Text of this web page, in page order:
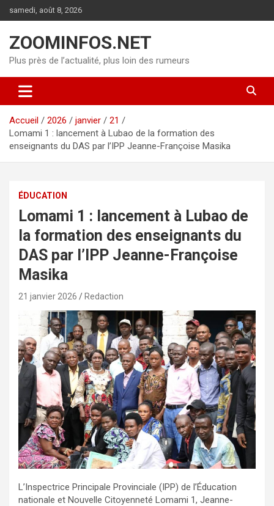
au
samedi, août 8, 2026
ZOOMINFOS.NET
Plus près de l’actualité, plus loin des rumeurs
Accueil 2026 janvier
21
Lomami 1 : lancement à Lubao de la formation des
enseignants du DAS par l’IPP Jeanne-Françoise Masika
ÉDUCATION
Lomami 1 : lancement à Lubao de
la formation des enseignants du
DAS par l’IPP Jeanne-Françoise
Masika
21 janvier 2026 Redaction
L’Inspectrice Principale Provinciale (IPP) de l’Éducation
nationale et Nouvelle Citoyenneté Lomami 1, Jeanne-